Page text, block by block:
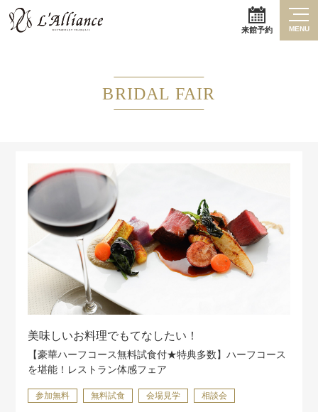
来館予約 MENU
BRIDAL FAIR
美味しいお料理でもてなしたい！
【豪華ハーフコース無料試食付★特典多数】ハーフコース
を堪能！レストラン体感フェア
参加無料 無料試食 会場見学 相談会